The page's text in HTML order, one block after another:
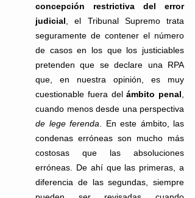
concepción restrictiva del error
judicial , el Tribunal Supremo trata
seguramente de contener el número
de casos en los que los justiciables
pretenden que se declare una RPA
que, en nuestra opinión, es muy
cuestionable fuera del ámbito penal
de lege ferenda . En este ámbito, las
condenas erróneas son mucho más
costosas que las absoluciones
erróneas. De ahí que las primeras, a
diferencia de las segundas, siempre